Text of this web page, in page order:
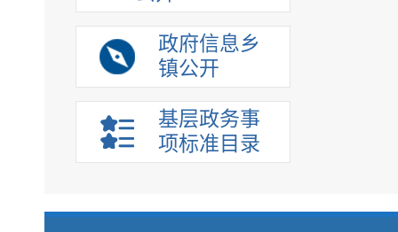
政府信息乡
镇公开
基层政务事
项标准目录